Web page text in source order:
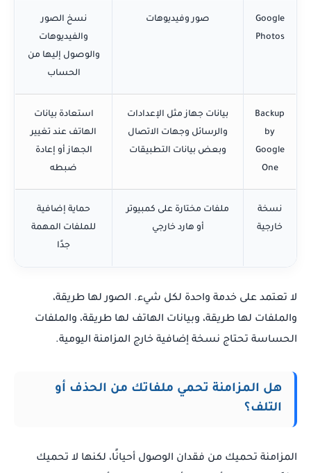
Google
Photos
صور وفيديوهات
نسخ الصور
والفيديوهات
والوصول إليها من
الحساب
Backup
by
Google
One
بيانات جهاز مثل الإعدادات
والرسائل وجهات الاتصال
وبعض بيانات التطبيقات
استعادة بيانات
الهاتف عند تغيير
الجهاز أو إعادة
ضبطه
نسخة
خارجية
ملفات مختارة على كمبيوتر
أو هارد خارجي
حماية إضافية
للملفات المهمة
جدًا
لا تعتمد على خدمة واحدة لكل شيء. الصور لها طريقة،
والملفات لها طريقة، وبيانات الهاتف لها طريقة، والملفات
الحساسة تحتاج نسخة إضافية خارج المزامنة اليومية.
هل المزامنة تحمي ملفاتك من الحذف أو
التلف؟
المزامنة تحميك من فقدان الوصول أحيانًا، لكنها لا تحميك